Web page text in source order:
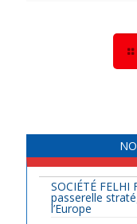
SOCIÉTÉ FELHI
passerelle
l’Europe